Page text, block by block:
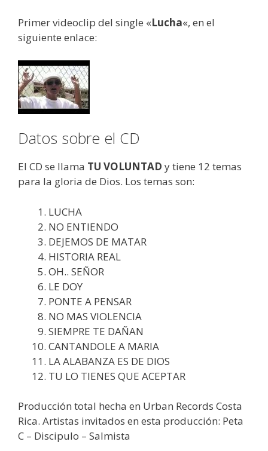
Primer videoclip del single «Lucha«, en el
siguiente enlace:
Datos sobre el CD
El CD se llama TU VOLUNTAD y tiene 12 temas
para la gloria de Dios. Los temas son:
LUCHA
NO ENTIENDO
DEJEMOS DE MATAR
HISTORIA REAL
OH.. SEÑOR
LE DOY
PONTE A PENSAR
NO MAS VIOLENCIA
SIEMPRE TE DAÑAN
CANTANDOLE A MARIA
LA ALABANZA ES DE DIOS
TU LO TIENES QUE ACEPTAR
Producción total hecha en Urban Records Costa
Rica. Artistas invitados en esta producción: Peta
C – Discipulo – Salmista